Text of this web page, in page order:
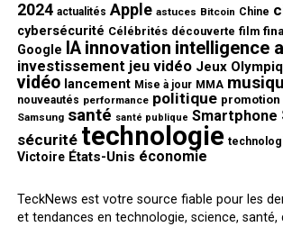
2024 actualités Apple astuces Bitcoin Chine
cybersécurité Célébrités découverte film
Google IA innovation intelligence
investissement jeu vidéo Jeux
vidéo lancement Mise à jour MMA
nouveautés performance politique promotion
Samsung santé santé publique Smartphone
sécurité technologie
Victoire États-Unis économie
TeckNews est votre source fiable pour les
et tendances en technologie, science, santé,